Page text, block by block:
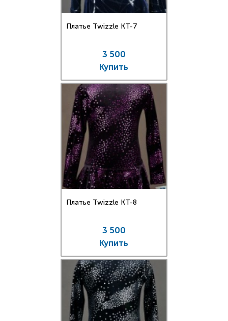
Платье Twizzle КT-7
3 500
Купить
Платье Twizzle КT-8
3 500
Купить